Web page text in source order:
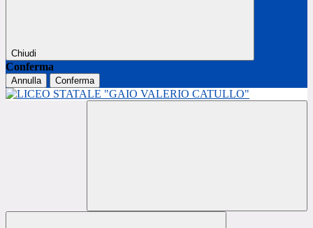
Chiudi
Conferma
Annulla Conferma